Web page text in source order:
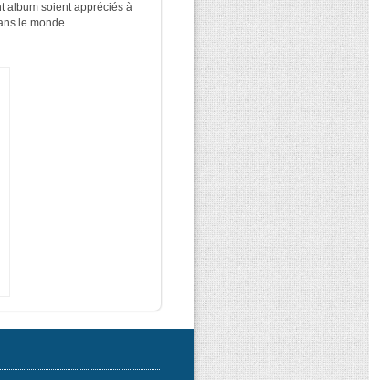
album soient appréciés à
le monde.